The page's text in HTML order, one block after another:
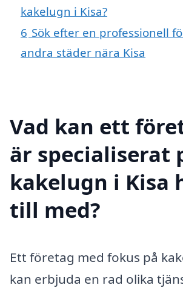
kakelugn i Kisa?
6 Sök efter en professionell
andra städer nära Kisa
Vad kan ett
är specialiserat
kakelugn i Kisa
till med?
Ett företag med fokus på
kan erbjuda en rad olika